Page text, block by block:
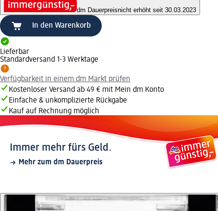
dm Dauerpreisnicht erhöht seit 30.03.2023
In den Warenkorb
Lieferbar
Standardversand 1-3 Werktage
Verfügbarkeit in einem dm Markt prüfen
Kostenloser Versand ab 49 € mit Mein dm Konto
Einfache & unkomplizierte Rückgabe
Kauf auf Rechnung möglich
Immer mehr fürs Geld.
Mehr zum dm Dauerpreis